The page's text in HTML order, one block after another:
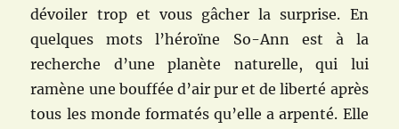
dévoiler trop et vous gâcher la surprise. En
quelques mots l’héroïne So-Ann est à la
recherche d’une planète naturelle, qui lui
ramène une bouffée d’air pur et de liberté après
tous les monde formatés qu’elle a arpenté. Elle